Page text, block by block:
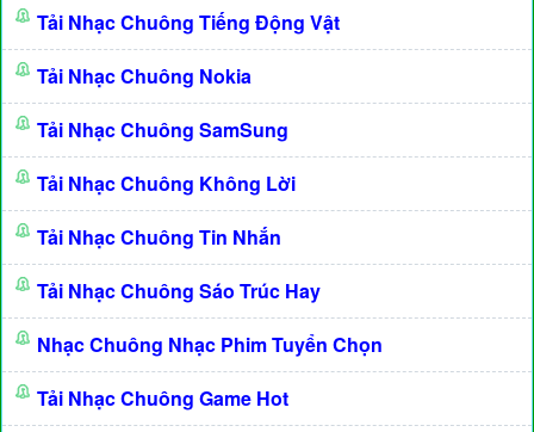
Tải Nhạc Chuông Tiếng Động Vật
Tải Nhạc Chuông Nokia
Tải Nhạc Chuông SamSung
Tải Nhạc Chuông Không Lời
Tải Nhạc Chuông Tin Nhắn
Tải Nhạc Chuông Sáo Trúc Hay
Nhạc Chuông Nhạc Phim Tuyển Chọn
Tải Nhạc Chuông Game Hot